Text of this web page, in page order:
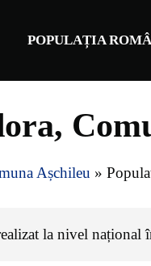
POPULAȚIA
Așchileu »
la nivel